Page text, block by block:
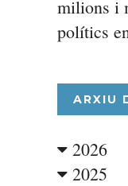
milions i
polítics
ARXIU
2026
2025